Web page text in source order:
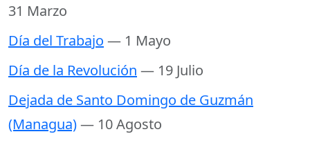
31 Marzo
Día del Trabajo — 1 Mayo
Día de la Revolución — 19 Julio
Dejada de Santo Domingo de Guzmán
(Managua)— 10 Agosto